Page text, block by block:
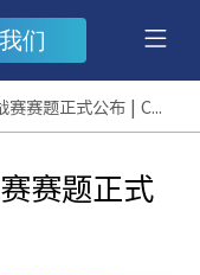
们
正式公布 | CCF量旋杯
赛题正式